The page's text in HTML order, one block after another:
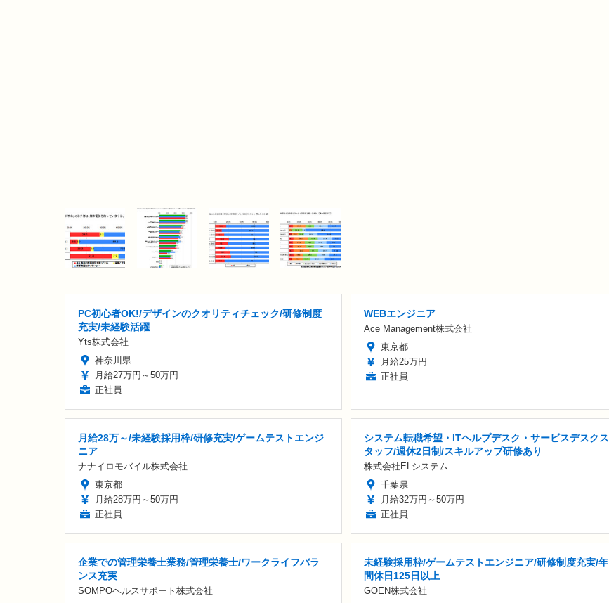
PC初心者OK!/デザインのクオリティチェック/研修制度
充実/未経験活躍
Yts株式会社
神奈川県
月給27万円～50万円
正社員
WEBエンジニア
Ace Management株式会社
東京都
月給25万円
正社員
月給28万～/未経験採用枠/研修充実/ゲームテストエンジ
ニア
ナナイロモバイル株式会社
東京都
月給28万円～50万円
正社員
システム転職希望・ITヘルプデスク・サービスデスクス
タッフ/週休2日制/スキルアップ研修あり
株式会社ELシステム
千葉県
月給32万円～50万円
正社員
企業での管理栄養士業務/管理栄養士/ワークライフバラ
ンス充実
SOMPOヘルスサポート株式会社
未経験採用枠/ゲームテストエンジニア/研修制度充実/年
間休日125日以上
GOEN株式会社